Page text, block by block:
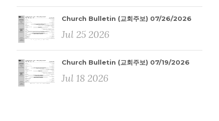
Church Bulletin (교회주보) 07/26/2026
Jul 25 2026
Church Bulletin (교회주보) 07/19/2026
Jul 18 2026